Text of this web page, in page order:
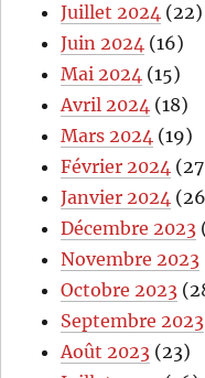
Juillet 2024 (22)
Juin 2024 (16)
Mai 2024 (15)
Avril 2024 (18)
Mars 2024 (19)
Février 2024
Janvier 2024
Décembre 2023
Novembre 2023
Octobre 2023
Septembre 2023
Août 2023 (23)